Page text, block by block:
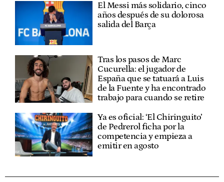
El Messi más solidario, cinco
años después de su dolorosa
salida del Barça
Tras los pasos de Marc
Cucurella: el jugador de
España que se tatuará a Luis
de la Fuente y ha encontrado
trabajo para cuando se retire
Ya es oficial: ‘El Chiringuito’
de Pedrerol ficha por la
competencia y empieza a
emitir en agosto